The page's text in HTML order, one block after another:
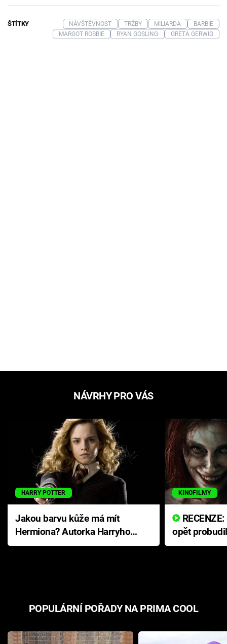
ŠTÍTKY NÁVŠTĚVNOST TRŽBY MILIARDA
BARBIE
MARGOT ROBBIE
RYAN GOSLING GRETA GERWIG
NÁVRHY PRO VÁS
HARRY POTTER
Jakou barvu kůže má mít
Hermiona? Autorka Harryho
Pottera přišla s ráznou
KINOFILMY
opět
přichází s
POPULÁRNÍ POŘADY NA PRIMA COOL